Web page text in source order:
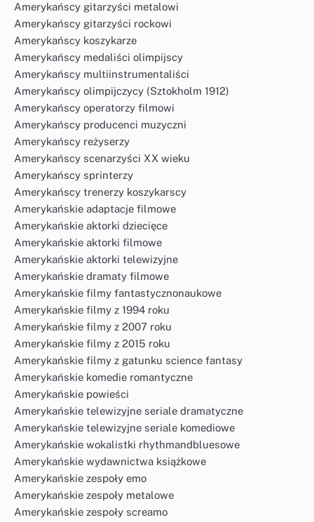
Amerykańscy gitarzyści metalowi
Amerykańscy gitarzyści rockowi
Amerykańscy koszykarze
Amerykańscy medaliści olimpijscy
Amerykańscy multiinstrumentaliści
Amerykańscy olimpijczycy (Sztokholm 1912)
Amerykańscy operatorzy filmowi
Amerykańscy producenci muzyczni
Amerykańscy reżyserzy
Amerykańscy scenarzyści XX wieku
Amerykańscy sprinterzy
Amerykańscy trenerzy koszykarscy
Amerykańskie adaptacje filmowe
Amerykańskie aktorki dziecięce
Amerykańskie aktorki filmowe
Amerykańskie aktorki telewizyjne
Amerykańskie dramaty filmowe
Amerykańskie filmy fantastycznonaukowe
Amerykańskie filmy z 1994 roku
Amerykańskie filmy z 2007 roku
Amerykańskie filmy z 2015 roku
Amerykańskie filmy z gatunku science fantasy
Amerykańskie komedie romantyczne
Amerykańskie powieści
Amerykańskie telewizyjne seriale dramatyczne
Amerykańskie telewizyjne seriale komediowe
Amerykańskie wokalistki rhythmandbluesowe
Amerykańskie wydawnictwa książkowe
Amerykańskie zespoły emo
Amerykańskie zespoły metalowe
Amerykańskie zespoły screamo